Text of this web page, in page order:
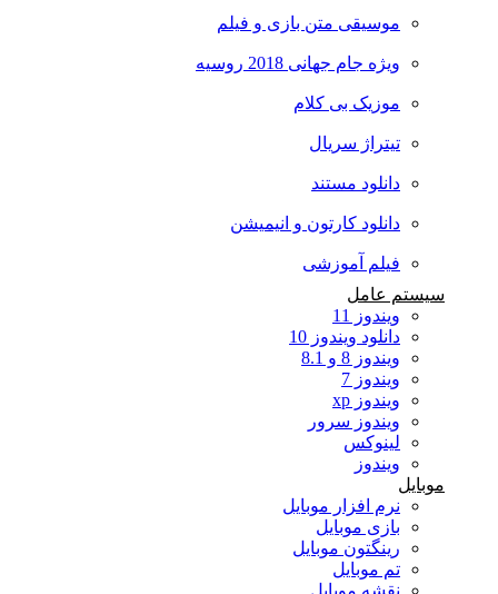
موسیقی متن بازی و فیلم
ویژه جام جهانی 2018 روسیه
موزیک بی کلام
تیتراژ سریال
دانلود مستند
دانلود کارتون و انیمیشن
فیلم آموزشی
سیستم عامل
ویندوز 11
دانلود ویندوز 10
ویندوز 8 و 8.1
ویندوز 7
ویندوز xp
ویندوز سرور
لینوکس
ویندوز
موبایل
نرم افزار موبایل
بازی موبایل
رینگتون موبایل
تم موبایل
نقشه موبایل